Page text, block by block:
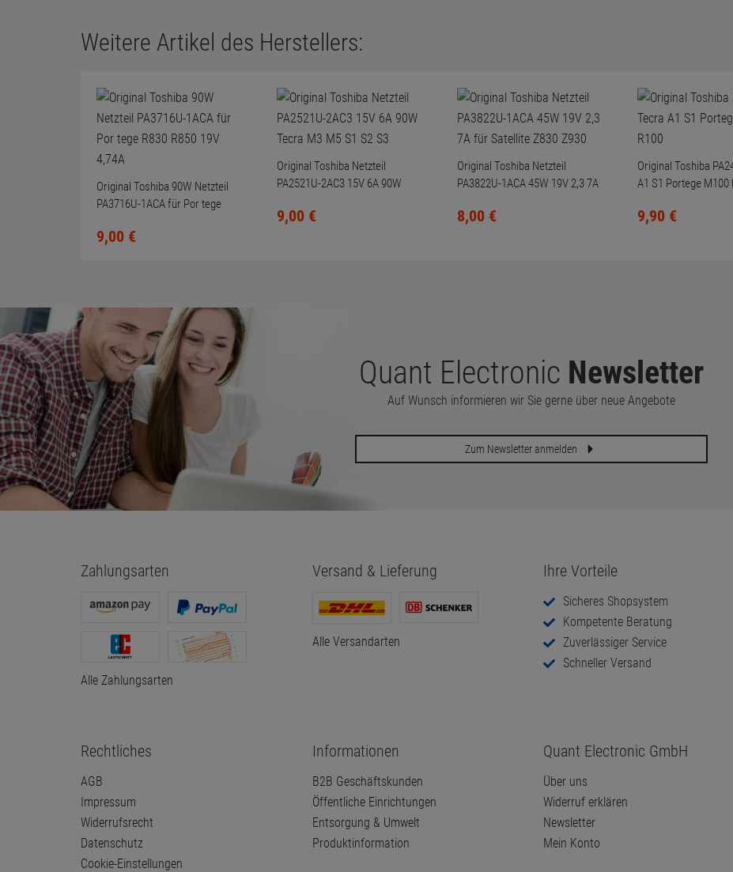
Weitere Artikel des Herstellers:
Original Toshiba 90W Netzteil
PA3716U-1ACA für Por tege
9,00 €
Original Toshiba Netzteil
PA2521U-2AC3 15V 6A 90W
9,00 €
Original Toshiba Netzteil
PA3822U-1ACA 45W 19V 2,3 7A
8,00 €
Original Toshiba
A1 S1 Portege M100
9,90 €
Quant Electronic Newsletter
Auf Wunsch informieren wir Sie gerne über neue Angebote
Zum Newsletter anmelden
Zahlungsarten
Alle Zahlungsarten
Versand & Lieferung
Alle Versandarten
Ihre Vorteile
Sicheres Shopsystem
Kompetente Beratung
Zuverlässiger Service
Schneller Versand
Rechtliches
AGB
Impressum
Widerrufsrecht
Datenschutz
Cookie-Einstellungen
Informationen
B2B Geschäftskunden
Öffentliche Einrichtungen
Entsorgung & Umwelt
Produktinformation
Quant Electronic GmbH
Über uns
Widerruf erklären
Newsletter
Mein Konto